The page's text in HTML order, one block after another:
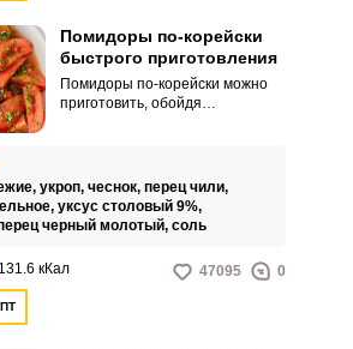
Помидоры по-корейски
быстрого приготовления
Помидоры по-корейски можно
приготовить, обойдя
или ужину.
укроп, чеснок, перец чили,
уксус столовый 9%,
черный молотый, соль
131.6 кКал 47095 0